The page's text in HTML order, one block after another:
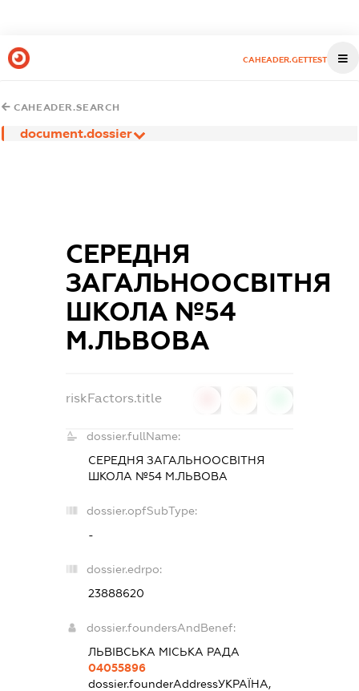
CAHEADER.GETTEST
CAHEADER.SEARCH
document.dossier
СЕРЕДНЯ
ЗАГАЛЬНООСВІТНЯ
ШКОЛА №54
М.ЛЬВОВА
riskFactors.title
dossier.fullName:
СЕРЕДНЯ ЗАГАЛЬНООСВІТНЯ
ШКОЛА №54 М.ЛЬВОВА
dossier.opfSubType:
-
dossier.edrpo:
23888620
dossier.foundersAndBenef:
ЛЬВІВСЬКА МІСЬКА РАДА
04055896
dossier.founderAddressУКРАЇНА,